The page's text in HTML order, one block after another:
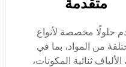
حلولًا مخصصة لأنواع
من المواد، بما في
ثنائية المكونات،